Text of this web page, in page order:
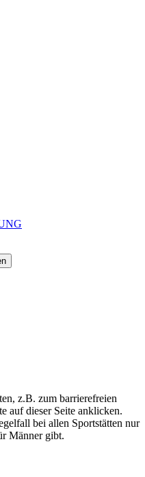
z.B. zum barrierefreien
auf dieser Seite anklicken.
bei allen Sportstätten nur
Männer gibt.